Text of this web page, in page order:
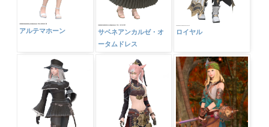
アルテマホーン
サベネアンカルゼ・オ
ータムドレス
ロイヤル